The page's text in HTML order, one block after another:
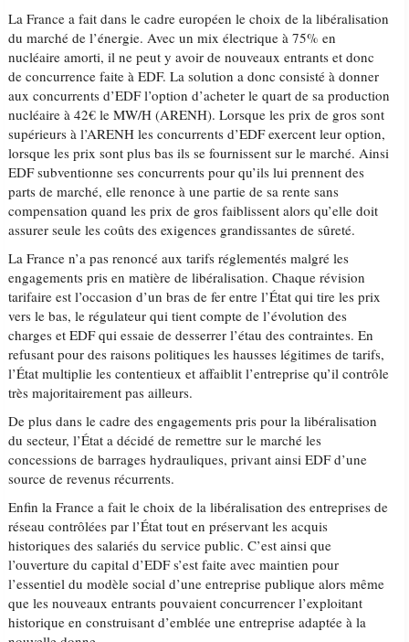
La France a fait dans le cadre européen le choix de la libéralisation
du marché de l’énergie. Avec un mix électrique à 75% en
nucléaire amorti, il ne peut y avoir de nouveaux entrants et donc
de concurrence faite à EDF. La solution a donc consisté à donner
aux concurrents d’EDF l’option d’acheter le quart de sa production
nucléaire à 42€ le MW/H (ARENH). Lorsque les prix de gros sont
supérieurs à l’ARENH les concurrents d’EDF exercent leur option,
lorsque les prix sont plus bas ils se fournissent sur le marché. Ainsi
EDF subventionne ses concurrents pour qu’ils lui prennent des
parts de marché, elle renonce à une partie de sa rente sans
compensation quand les prix de gros faiblissent alors qu’elle doit
assurer seule les coûts des exigences grandissantes de sûreté.
La France n’a pas renoncé aux tarifs réglementés malgré les
engagements pris en matière de libéralisation. Chaque révision
tarifaire est l’occasion d’un bras de fer entre l’État qui tire les prix
vers le bas, le régulateur qui tient compte de l’évolution des
charges et EDF qui essaie de desserrer l’étau des contraintes. En
refusant pour des raisons politiques les hausses légitimes de tarifs,
l’État multiplie les contentieux et affaiblit l’entreprise qu’il contrôle
très majoritairement pas ailleurs.
De plus dans le cadre des engagements pris pour la libéralisation
du secteur, l’État a décidé de remettre sur le marché les
concessions de barrages hydrauliques, privant ainsi EDF d’une
source de revenus récurrents.
Enfin la France a fait le choix de la libéralisation des entreprises de
réseau contrôlées par l’État tout en préservant les acquis
historiques des salariés du service public. C’est ainsi que
l’ouverture du capital d’EDF s’est faite avec maintien pour
l’essentiel du modèle social d’une entreprise publique alors même
que les nouveaux entrants pouvaient concurrencer l’exploitant
historique en construisant d’emblée une entreprise adaptée à la